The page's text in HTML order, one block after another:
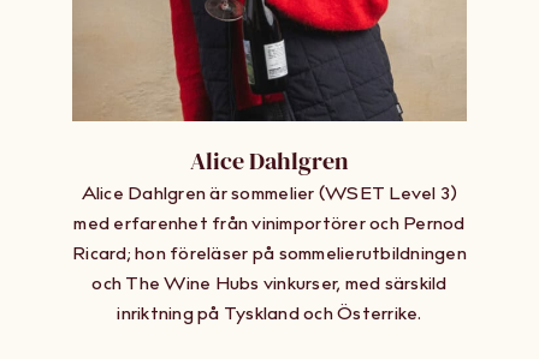
Alice Dahlgren
Alice Dahlgren är sommelier (WSET Level 3)
med erfarenhet från vinimportörer och Pernod
Ricard; hon föreläser på sommelierutbildningen
och The Wine Hubs vinkurser, med särskild
inriktning på Tyskland och Österrike.